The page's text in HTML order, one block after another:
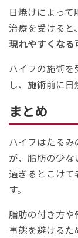
日焼けによっ
治療を受けると、
現れやすくなる
ハイフの施術
し、施術前に日
まとめ
ハイフはたる
が、脂肪の少な
過ぎるとこけ
す。
脂肪の付き方
事態を避けるた